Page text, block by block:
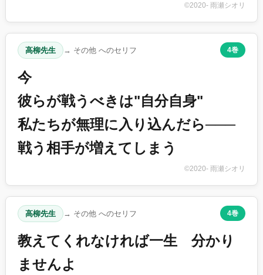
©2020- 雨瀬シオリ
高柳先生 → その他 へのセリフ 4巻
今
彼らが戦うべきは"自分自身"
私たちが無理に入り込んだら───
戦う相手が増えてしまう
©2020- 雨瀬シオリ
高柳先生 → その他 へのセリフ 4巻
教えてくれなければ一生 分かり
ませんよ